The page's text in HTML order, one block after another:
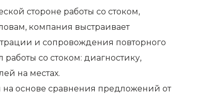
стороне работы со стоком,
компания выстраивает
и сопровождения повторного
со стоком: диагностику,
на местах.
основе сравнения предложений от